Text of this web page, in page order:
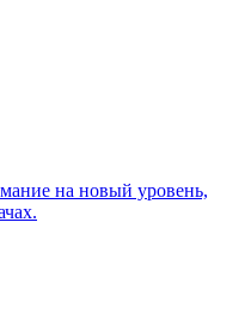
на новый уровень,